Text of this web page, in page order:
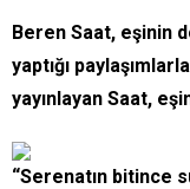
Beren Saat, eşinin
yaptığı
yayınlayan Saat,
“Serenatın bitince